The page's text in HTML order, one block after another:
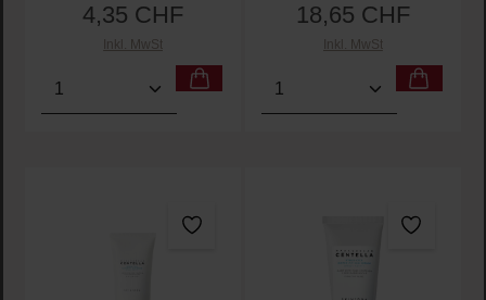
Regulärer Preis:
4,35 CHF
Inkl. MwSt
Produkt Anzahl: Gib den gewünschten Wert ein
Regulärer Preis:
18,65 CHF
Inkl. MwSt
Produkt Anzahl: Gib